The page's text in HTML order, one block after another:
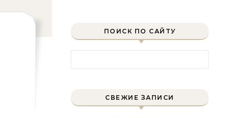
ПОИСК ПО САЙТУ
СВЕЖИЕ ЗАПИСИ